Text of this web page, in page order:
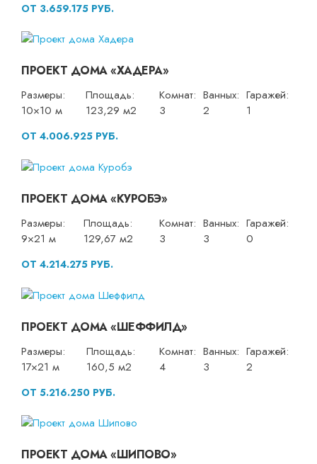
ОТ 3.659.175 РУБ.
ПРОЕКТ ДОМА «ХАДЕРА»
Размеры:
10×10 м
Площадь:
123,29 м2
Комнат:
3
Ванных:
2
Гаражей:
1
ОТ 4.006.925 РУБ.
ПРОЕКТ ДОМА «КУРОБЭ»
Размеры:
9×21 м
Площадь:
129,67 м2
Комнат:
3
Ванных:
3
Гаражей:
0
ОТ 4.214.275 РУБ.
ПРОЕКТ ДОМА «ШЕФФИЛД»
Размеры:
17×21 м
Площадь:
160,5 м2
Комнат:
4
Ванных:
3
Гаражей:
2
ОТ 5.216.250 РУБ.
ПРОЕКТ ДОМА «ШИПОВО»